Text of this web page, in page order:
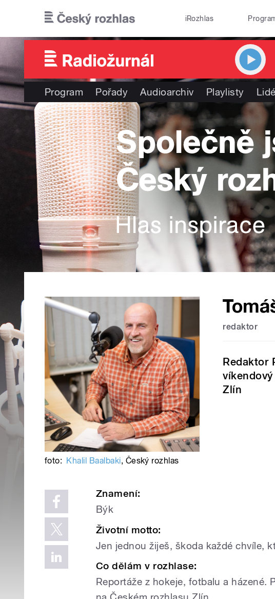
iRozhlas
Program Pořady Audioarchiv Playlisty Lidé
redaktor
Redaktor
Zlín
foto: Khalil Baalbaki, Český rozhlas
Znamení:
Býk
Životní motto:
Jen jednou žiješ, škoda každé chvíle,
Co dělám v rozhlase:
Reportáže z hokeje, fotbalu a házené.